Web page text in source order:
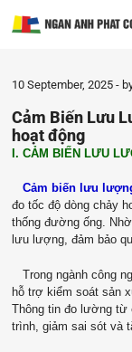
10 September, 2025
Cảm Biến Lưu
hoạt động
I. CẢM BIẾN LƯU
Cảm biến lưu
đo tốc độ dòng chảy
thống đường ống.
lưu lượng, đảm bảo
Trong ngành công
hỗ trợ kiểm soát sản
Thông tin đo lường từ
trình, giảm sai sót và